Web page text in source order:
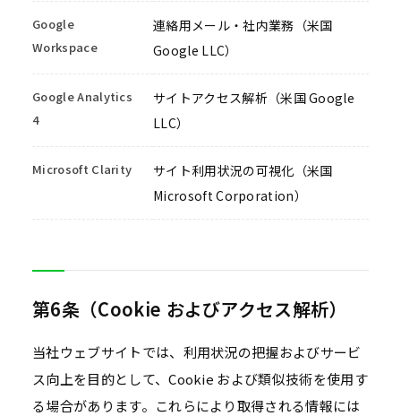
Google
Workspace
連絡用メール・社内業務（米国
Google LLC）
Google Analytics
4
サイトアクセス解析（米国 Google
LLC）
Microsoft Clarity
サイト利用状況の可視化（米国
Microsoft Corporation）
第6条（Cookie およびアクセス解析）
当社ウェブサイトでは、利用状況の把握およびサービ
ス向上を目的として、Cookie および類似技術を使用す
る場合があります。これらにより取得される情報には